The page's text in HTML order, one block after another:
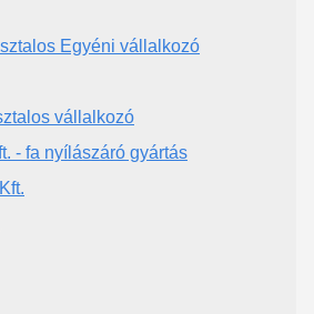
Egyéni vállalkozó
vállalkozó
- fa nyílászáró gyártás